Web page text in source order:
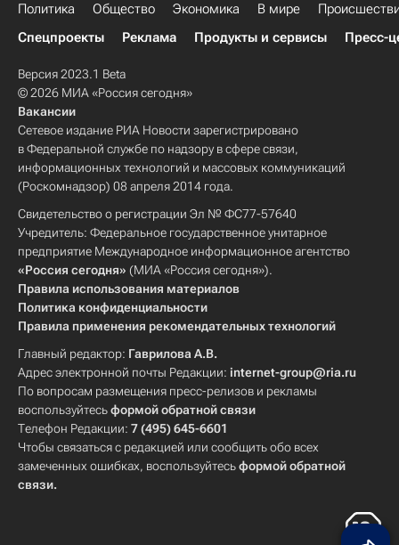
Политика Общество Экономика В мире
Спецпроекты
Реклама Продукты и сервисы Пресс-
Версия 2023.1 Beta
© 2026 МИА «Россия сегодня»
Вакансии
Сетевое издание РИА Новости зарегистрировано
в Федеральной службе по надзору в сфере связи,
информационных технологий и массовых коммуникаций
(Роскомнадзор) 08 апреля 2014 года.
Свидетельство о регистрации Эл № ФС77-57640
Учредитель: Федеральное государственное унитарное
предприятие Международное информационное агентство
«Россия сегодня» (МИА «Россия сегодня»).
Правила использования материалов
Политика конфиденциальности
Правила применения рекомендательных технологий
Главный редактор: Гаврилова А.В.
Адрес электронной почты Редакции: internet-group@ria.ru
По вопросам размещения пресс-релизов и рекламы
воспользуйтесьформой обратной связи
Телефон Редакции: 7 (495) 645-6601
Чтобы связаться с редакцией или сообщить обо всех
замеченных ошибках, воспользуйтесьформой обратной
связи.